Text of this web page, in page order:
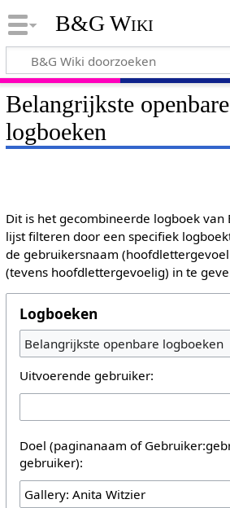
B&G Wiki
Belangrijkste openbare
logboeken
Dit is het gecombineerde logboek van
lijst filteren door een specifiek
de gebruikersnaam
(tevens hoofdlettergevoelig) in te
Logboeken
Belangrijkste openbare logboeken
Uitvoerende gebruiker:
Doel (paginanaam of
gebruiker):